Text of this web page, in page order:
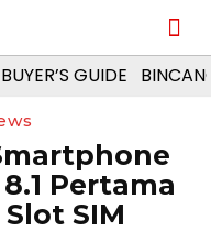
BUYER’S GUIDE
Pertama
SIM